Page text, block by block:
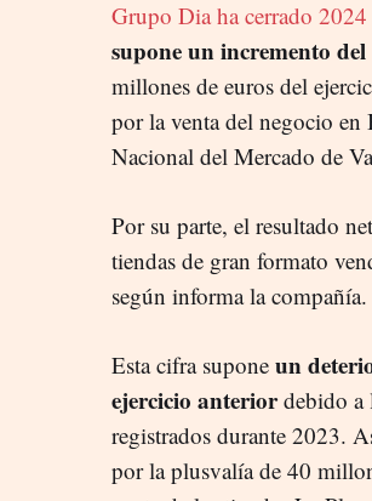
Grupo Dia ha cerrado
supone un incremento
millones de euros del
por la venta del negocio en
Nacional del Mercado de
Por su parte, el resultado
tiendas de gran formato
según informa la compañía.
Esta cifra supone un
ejercicio anteriordebido a
registrados durante 2023.
por la plusvalía de 40